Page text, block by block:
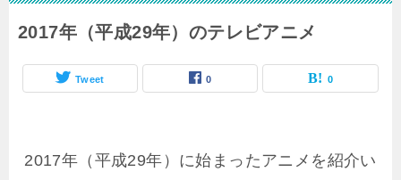
2017年（平成29年）のテレビアニメ
Tweet 0 0
2017年（平成29年）に始まったアニメを紹介い